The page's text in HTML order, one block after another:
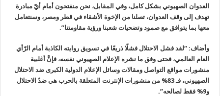
العدوان الصهيوني بشكل كامل، وفي المقابل، نحن منفتحون أمام أيّ مبادرة
تهدف إلى وقف العدوان، تصلنا من الإخوة الأشقاء في قطر ومصر، وسنتعامل
معها بما يتوافق مع صمود وتضحيات شعبنا ورؤية مقاومتنا”.
وأضاف: “لقد فشل الاحتلال فشلًا ذريعًا في تسويق روايته الكاذبة أمام الرّأي
العام العالمي، فحتى وفق ما نشره الإعلام الصهيوني نفسه، فإنَّ أغلبية
منشورات مواقع التواصل ومقالات وسائل الإعلام الدولية الكبرى ضد الاحتلال
الصهيوني، فـ 83% من منشورات الإنترنت المتعلقة بالحرب هي ضدّ الاحتلال
و9% فقط لصالحه”.